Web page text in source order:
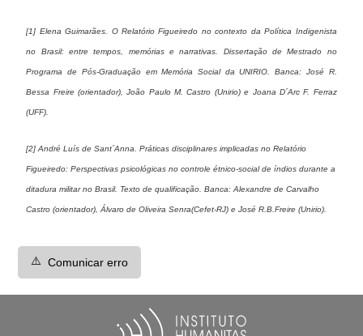
[1] Elena Guimarães. O Relatório Figueiredo no contexto da Política Indigenista
no Brasil: entre tempos, memórias e narrativas. Dissertação de Mestrado no
Programa de Pós-Graduação em Memória Social da UNIRIO. Banca: José R.
Bessa Freire (orientador), João Paulo M. Castro (Unirio) e Joana D´Arc F. Ferraz
(UFF).
[2] André Luís de Sant´Anna. Práticas disciplinares implicadas no Relatório
Figueiredo: Perspectivas psicológicas no controle étnico-social de índios durante a
ditadura militar no Brasil. Texto de qualificação. Banca: Alexandre de Carvalho
Castro (orientador), Álvaro de Oliveira Senra(Cefet-RJ) e José R.B.Freire (Unirio).
⚠️ Comunicar erro